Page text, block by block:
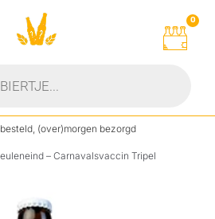
0
besteld, (over)morgen bezorgd
– Carnavalsvaccin Tripel